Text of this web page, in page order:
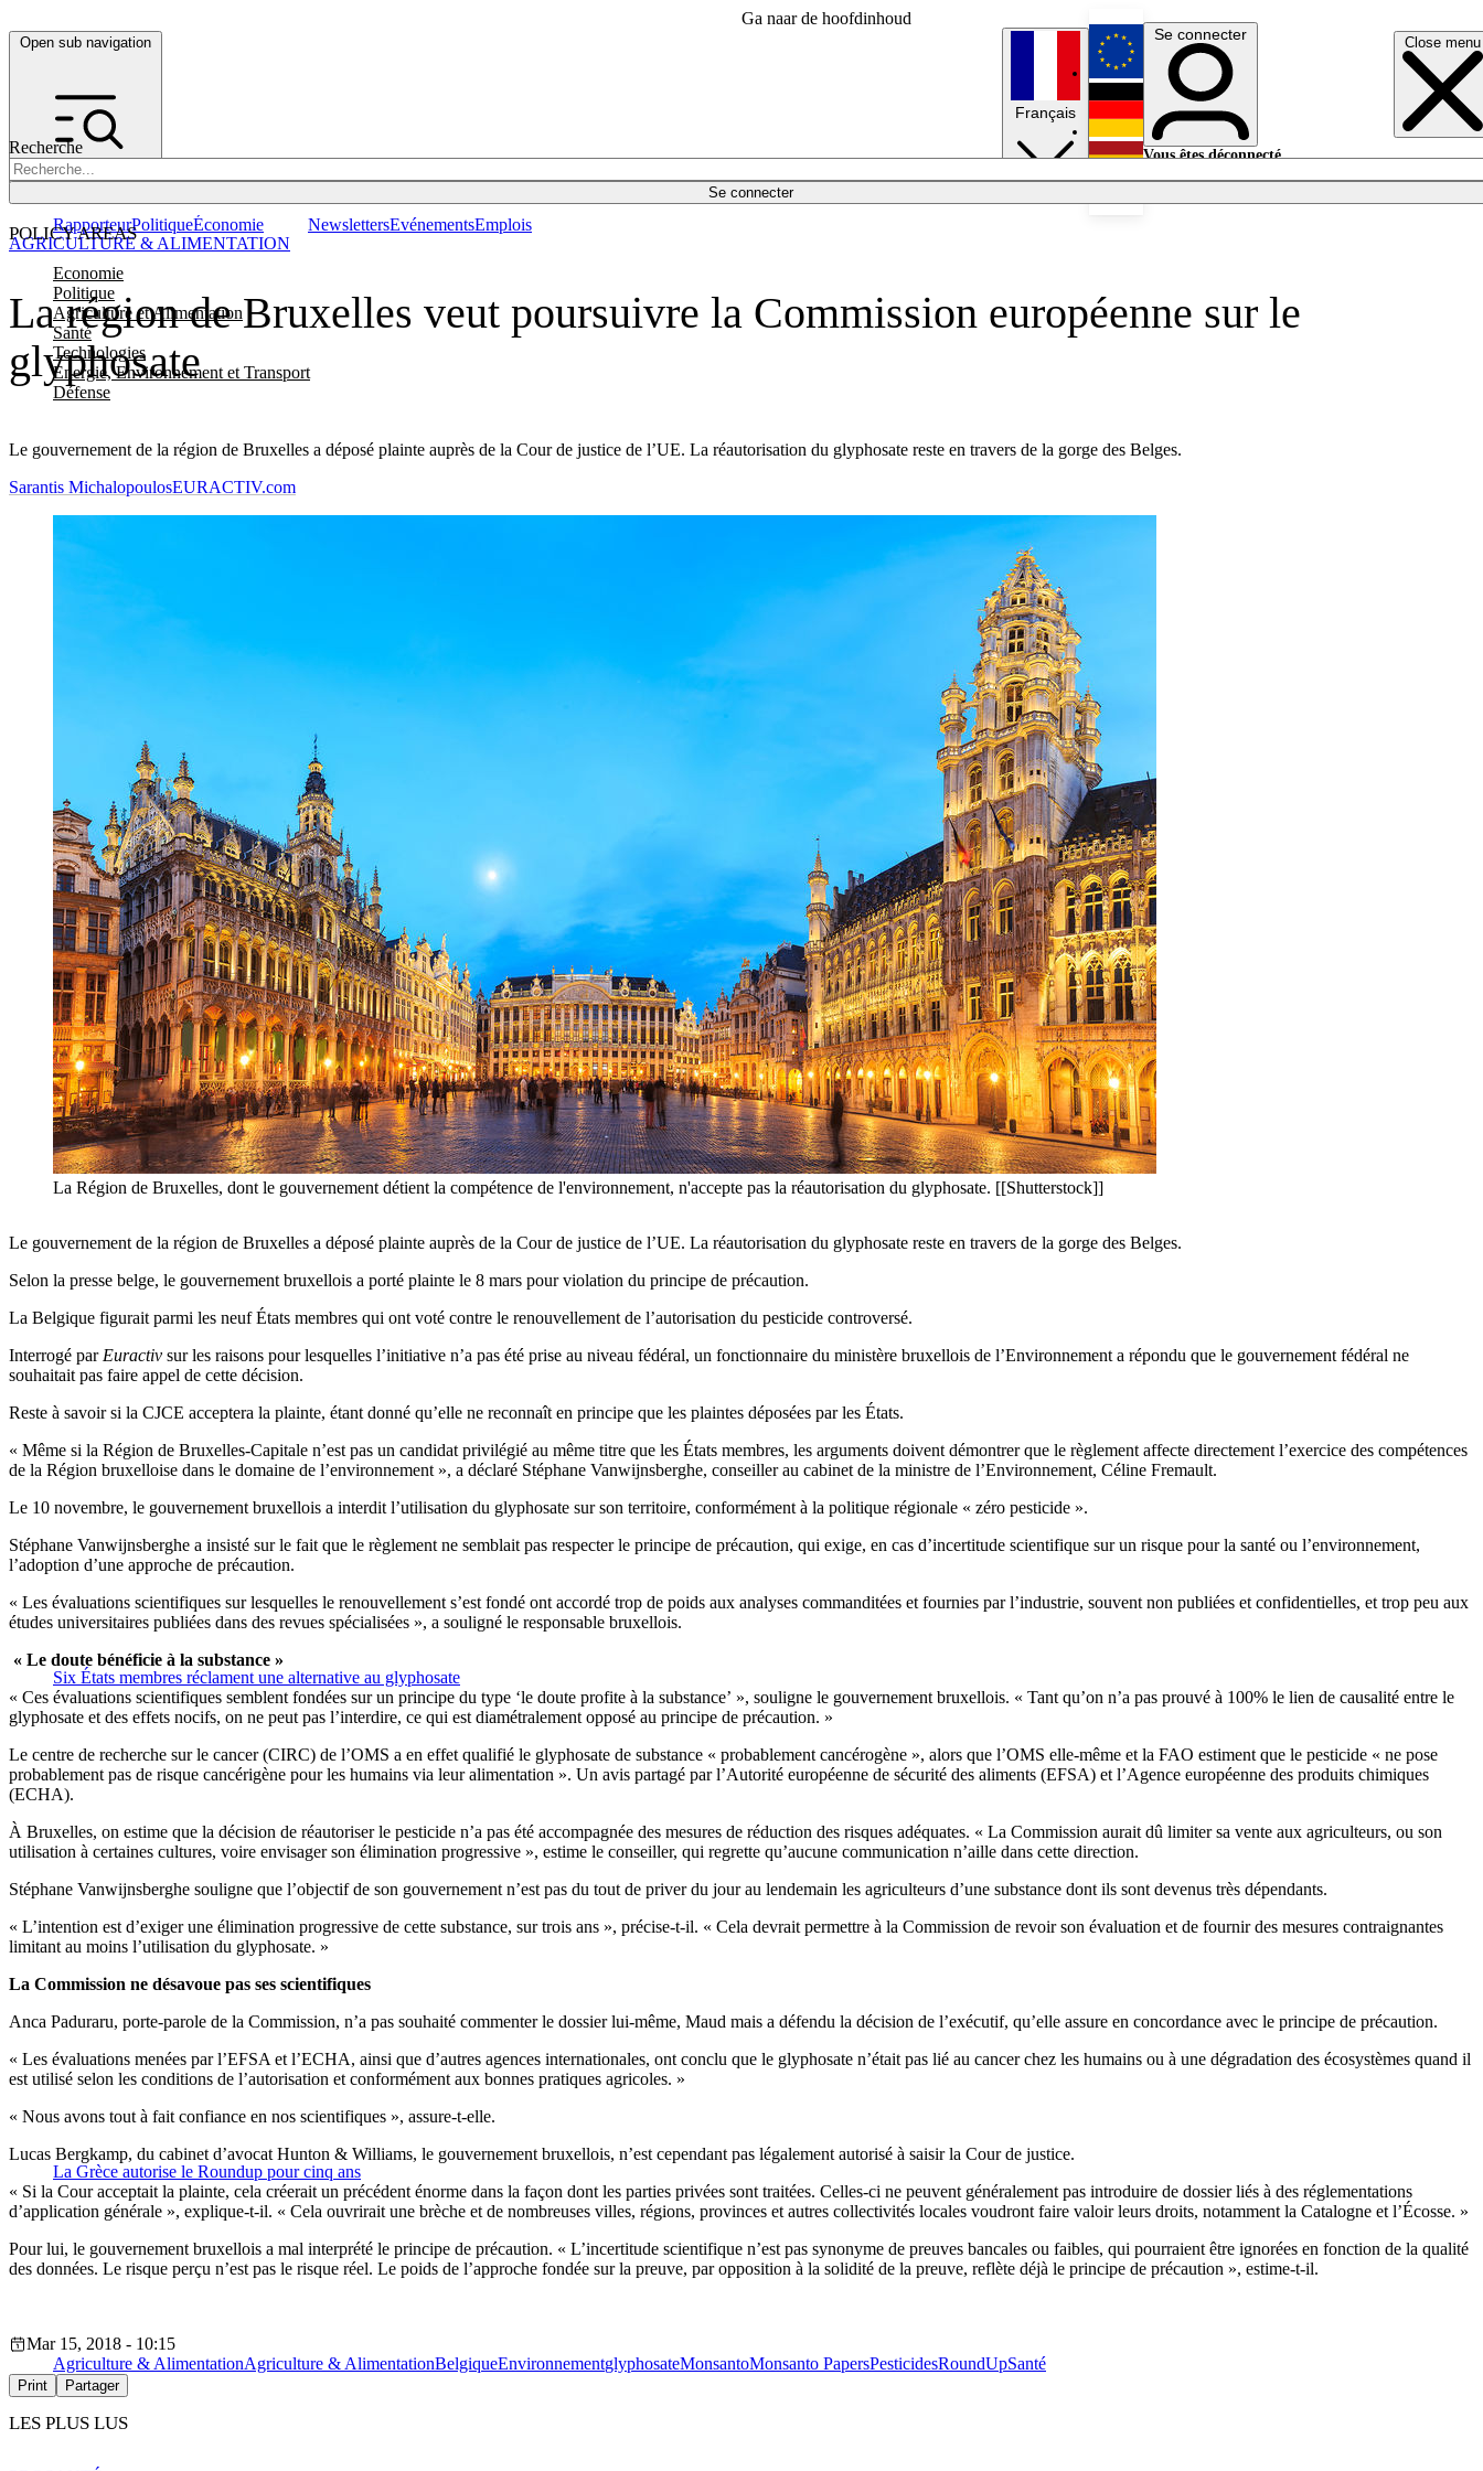
Ga naar de hoofdinhoud
Open sub navigation Close menu
Recherche
Se connecter
POLICY AREAS
Economie
Politique
Agriculture et Alimentation
Santé
Technologies
Energie, Environnement et Transport
Défense
RapporteurPolitiqueÉconomie NewslettersEvénementsEmplois
Français
English
Deutsch
Se connecter
Vous êtes déconnecté.
La région de Bruxelles veut poursuivre la Commission européenne sur le
glyphosate
Le gouvernement de la région de Bruxelles a déposé plainte auprès de la Cour de justice de l’UE. La réautorisation du glyphosate reste en travers de la gorge des Belges.
AGRICULTURE & ALIMENTATION
Sarantis MichalopoulosEURACTIV.com
La Région de Bruxelles, dont le gouvernement détient la compétence de l'environnement, n'accepte pas la réautorisation du glyphosate. [[Shutterstock]]
Le gouvernement de la région de Bruxelles a déposé plainte auprès de la Cour de justice de l’UE. La réautorisation du glyphosate reste en travers de la gorge des Belges.
Selon la presse belge, le gouvernement bruxellois a porté plainte le 8 mars pour violation du principe de précaution.
La Belgique figurait parmi les neuf États membres qui ont voté contre le renouvellement de l’autorisation du pesticide controversé.
Interrogé par Euractiv sur les raisons pour lesquelles l’initiative n’a pas été prise au niveau fédéral, un fonctionnaire du ministère bruxellois de l’Environnement a répondu que le gouvernement fédéral ne
souhaitait pas faire appel de cette décision.
Reste à savoir si la CJCE acceptera la plainte, étant donné qu’elle ne reconnaît en principe que les plaintes déposées par les États.
« Même si la Région de Bruxelles-Capitale n’est pas un candidat privilégié au même titre que les États membres, les arguments doivent démontrer que le règlement affecte directement l’exercice des compétences
de la Région bruxelloise dans le domaine de l’environnement », a déclaré Stéphane Vanwijnsberghe, conseiller au cabinet de la ministre de l’Environnement, Céline Fremault.
Le 10 novembre, le gouvernement bruxellois a interdit l’utilisation du glyphosate sur son territoire, conformément à la politique régionale « zéro pesticide ».
Stéphane Vanwijnsberghe a insisté sur le fait que le règlement ne semblait pas respecter le principe de précaution, qui exige, en cas d’incertitude scientifique sur un risque pour la santé ou l’environnement,
l’adoption d’une approche de précaution.
« Les évaluations scientifiques sur lesquelles le renouvellement s’est fondé ont accordé trop de poids aux analyses commanditées et fournies par l’industrie, souvent non publiées et confidentielles, et trop peu aux
études universitaires publiées dans des revues spécialisées », a souligné le responsable bruxellois.
Six États membres réclament une alternative au glyphosate
« Le doute bénéficie à la substance »
« Ces évaluations scientifiques semblent fondées sur un principe du type ‘le doute profite à la substance’ », souligne le gouvernement bruxellois. « Tant qu’on n’a pas prouvé à 100% le lien de causalité entre le
glyphosate et des effets nocifs, on ne peut pas l’interdire, ce qui est diamétralement opposé au principe de précaution. »
Le centre de recherche sur le cancer (CIRC) de l’OMS a en effet qualifié le glyphosate de substance « probablement cancérogène », alors que l’OMS elle-même et la FAO estiment que le pesticide « ne pose
probablement pas de risque cancérigène pour les humains via leur alimentation ». Un avis partagé par l’Autorité européenne de sécurité des aliments (EFSA) et l’Agence européenne des produits chimiques
(ECHA).
À Bruxelles, on estime que la décision de réautoriser le pesticide n’a pas été accompagnée des mesures de réduction des risques adéquates. « La Commission aurait dû limiter sa vente aux agriculteurs, ou son
utilisation à certaines cultures, voire envisager son élimination progressive », estime le conseiller, qui regrette qu’aucune communication n’aille dans cette direction.
Stéphane Vanwijnsberghe souligne que l’objectif de son gouvernement n’est pas du tout de priver du jour au lendemain les agriculteurs d’une substance dont ils sont devenus très dépendants.
« L’intention est d’exiger une élimination progressive de cette substance, sur trois ans », précise-t-il. « Cela devrait permettre à la Commission de revoir son évaluation et de fournir des mesures contraignantes
limitant au moins l’utilisation du glyphosate. »
La Commission ne désavoue pas ses scientifiques
Anca Paduraru, porte-parole de la Commission, n’a pas souhaité commenter le dossier lui-même, Maud mais a défendu la décision de l’exécutif, qu’elle assure en concordance avec le principe de précaution.
« Les évaluations menées par l’EFSA et l’ECHA, ainsi que d’autres agences internationales, ont conclu que le glyphosate n’était pas lié au cancer chez les humains ou à une dégradation des écosystèmes quand il
est utilisé selon les conditions de l’autorisation et conformément aux bonnes pratiques agricoles. »
« Nous avons tout à fait confiance en nos scientifiques », assure-t-elle.
La Grèce autorise le Roundup pour cinq ans
Lucas Bergkamp, du cabinet d’avocat Hunton & Williams, le gouvernement bruxellois, n’est cependant pas légalement autorisé à saisir la Cour de justice.
« Si la Cour acceptait la plainte, cela créerait un précédent énorme dans la façon dont les parties privées sont traitées. Celles-ci ne peuvent généralement pas introduire de dossier liés à des réglementations
d’application générale », explique-t-il. « Cela ouvrirait une brèche et de nombreuses villes, régions, provinces et autres collectivités locales voudront faire valoir leurs droits, notamment la Catalogne et l’Écosse. »
Pour lui, le gouvernement bruxellois a mal interprété le principe de précaution. « L’incertitude scientifique n’est pas synonyme de preuves bancales ou faibles, qui pourraient être ignorées en fonction de la qualité
des données. Le risque perçu n’est pas le risque réel. Le poids de l’approche fondée sur la preuve, par opposition à la solidité de la preuve, reflète déjà le principe de précaution », estime-t-il.
Mar 15, 2018 - 10:15
Agriculture & AlimentationAgriculture & AlimentationBelgiqueEnvironnementglyphosateMonsantoMonsanto PapersPesticidesRoundUpSanté
Print Partager
LES PLUS LUS